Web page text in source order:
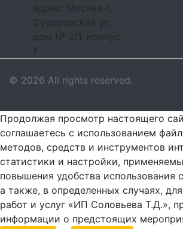
адрес: Москва г,
Суворовская ул,
дом № 2/1, корпус
© 2026 All rights reserved.
Продолжая просмотр настоящего
соглашаетесь с использованием
методов, средств и инструментов
статистики и настройки,
повышения удобства использования
а также, в определенных случаях,
работ и услуг «ИП Соловьева Т.Д.»,
информации о предстоящих